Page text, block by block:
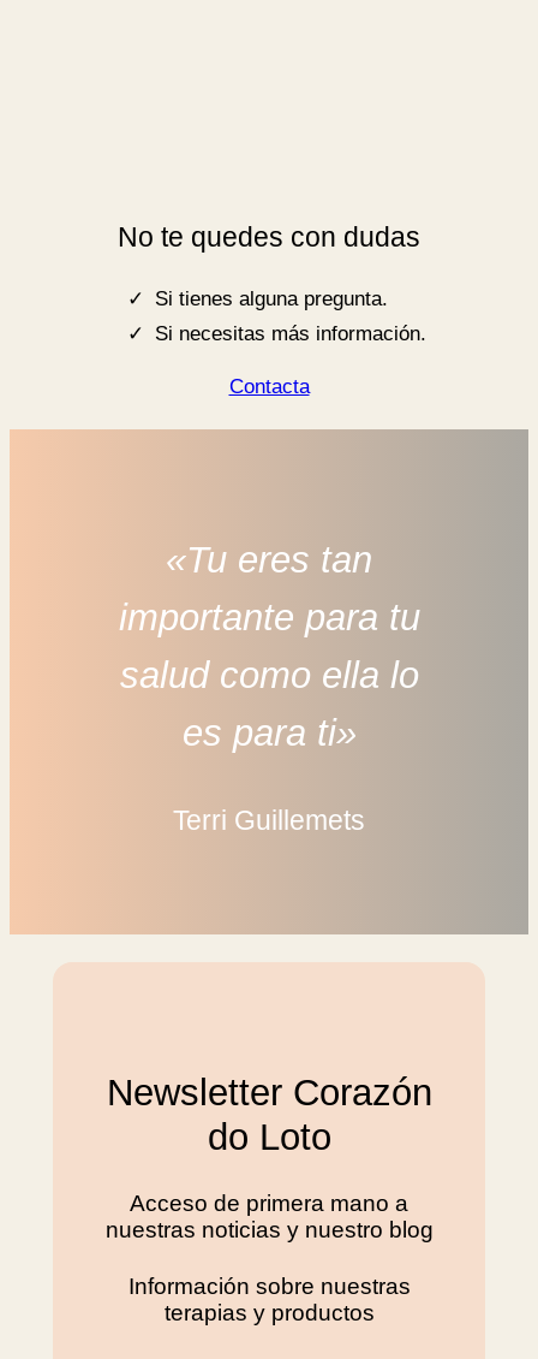
No te quedes con dudas
Si tienes alguna pregunta.
Si necesitas más información.
Contacta
«Tu eres tan
importante para tu
salud como ella lo
es para ti»
Terri Guillemets
Newsletter Corazón
do Loto
Acceso de primera mano a
nuestras noticias y nuestro blog
Información sobre nuestras
terapias y productos